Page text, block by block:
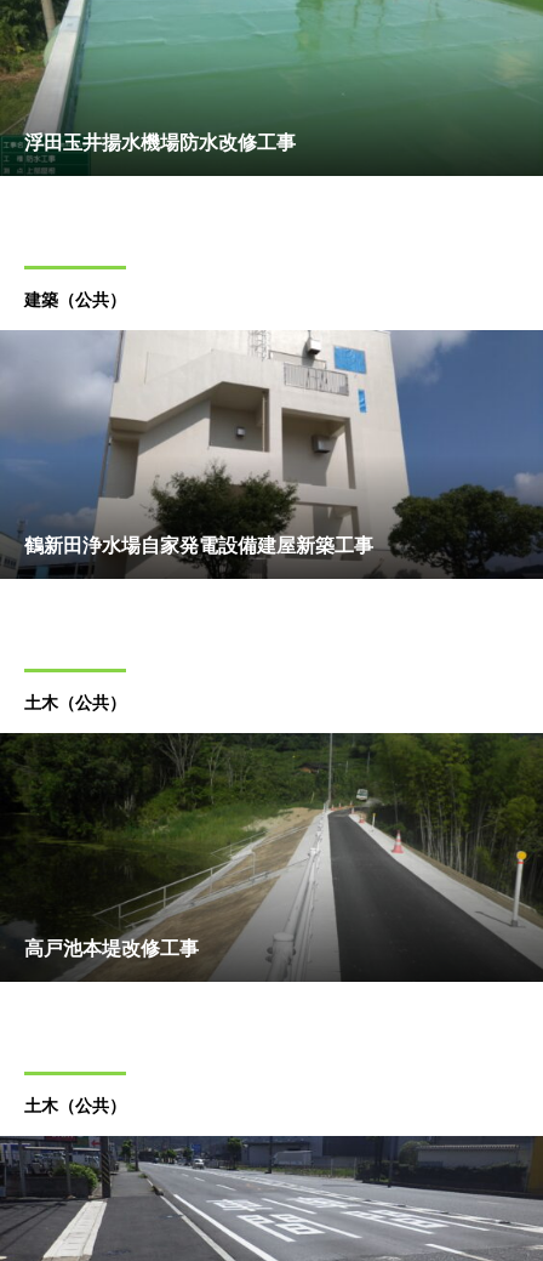
浮田玉井揚水機場防水改修工事
建築（公共）
鶴新田浄水場自家発電設備建屋新築工事
土木（公共）
高戸池本堤改修工事
土木（公共）